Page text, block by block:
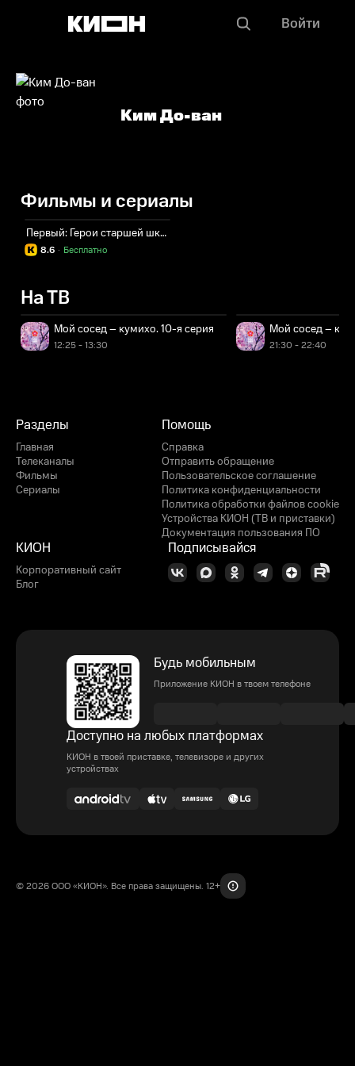
Войти
Ким До-ван
Фильмы и сериалы
Первый: Герои старшей школы
8.6 Бесплатно
·
На ТВ
Мой сосед – кумихо. 10-я серия
12:25 - 13:30
Мой сосед –
21:30 - 22:40
Разделы
Главная
Телеканалы
Фильмы
Сериалы
Помощь
Справка
Отправить обращение
Пользовательское соглашение
Политика конфиденциальности
Политика обработки файлов cookie
Устройства КИОН (ТВ и приставки)
Документация пользования ПО
КИОН
Корпоративный сайт
Блог
Подписывайся
Будь мобильным
Приложение КИОН в твоем телефоне
Доступно на любых платформах
КИОН в твоей приставке, телевизоре и других
устройствах
© 2026 ООО «КИОН». Все права защищены. 12+